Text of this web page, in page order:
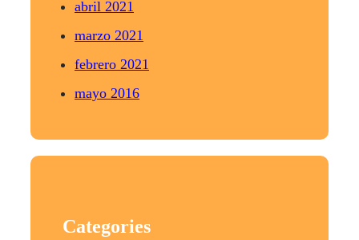
abril 2021
marzo 2021
febrero 2021
mayo 2016
Categories